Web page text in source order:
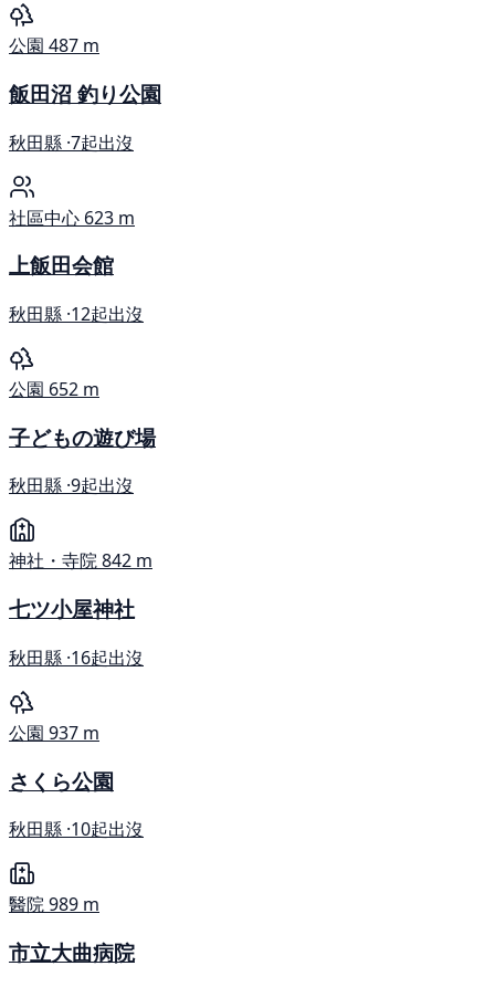
公園 487 m
飯田沼 釣り公園
秋田縣 ·7起出沒
社區中心 623 m
上飯田会館
秋田縣 ·12起出沒
公園 652 m
子どもの遊び場
秋田縣 ·9起出沒
神社・寺院842 m
七ツ小屋神社
秋田縣 ·16起出沒
公園 937 m
さくら公園
秋田縣 ·10起出沒
醫院989 m
市立大曲病院